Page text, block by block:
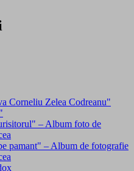
Corneliu Zelea Codreanu"
– Album foto de
pamant" – Album de fotografie